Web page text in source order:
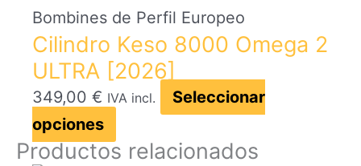
la
página
de
producto
Bombines de Perfil Europeo
Cilindro Keso 8000 Omega 2
ULTRA [2026]
349,00 € IVA incl.
Seleccionar
opciones
producto
Productos relacionados